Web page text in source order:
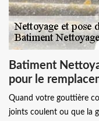
Batiment
pour le
Quand votre gouttière
joints coulent ou que la